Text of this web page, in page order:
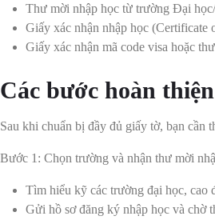
Thư mời nhập học từ trường Đại
Giấy xác nhận nhập học
Giấy xác nhận mã code visa hoặc
Các bước hoàn
Sau khi chuẩn bị đầy đủ giấy tờ, bạn cần
Bước 1: Chọn trường và nhận thư mời
Tìm hiểu kỹ các trường đại học, cao
Gửi hồ sơ đăng ký nhập học và chờ